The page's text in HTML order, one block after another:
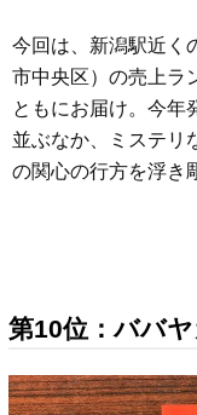
今回は、新潟駅近く
市中央区）の売上ラ
ともにお届け。今年
並ぶなか、ミステリ
の関心の行方を浮き
第10位：ババ